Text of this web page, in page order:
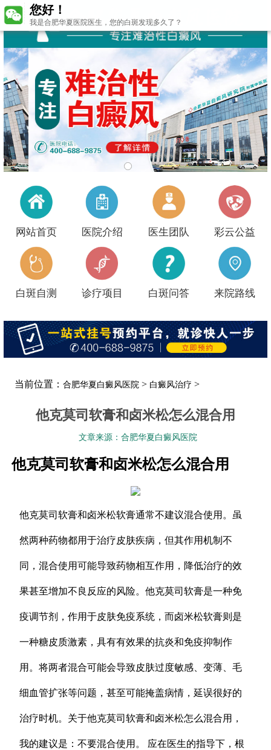
网站首页 医院介绍 医生团队 彩云公益
白斑自测 诊疗项目 白斑问答 来院路线
当前位置：合肥华夏白癜风医院 > 白癜风治疗 >
他克莫司软膏和卤米松怎么混合用
文章来源：合肥华夏白癜风医院
他克莫司软膏和卤米松怎么混合用
他克莫司软膏和卤米松软膏通常不建议混合使用。虽
然两种药物都用于治疗皮肤疾病，但其作用机制不
同，混合使用可能导致药物相互作用，降低治疗的效
果甚至增加不良反应的风险。他克莫司软膏是一种免
疫调节剂，作用于皮肤免疫系统，而卤米松软膏则是
一种糖皮质激素，具有有效果的抗炎和免疫抑制作
用。将两者混合可能会导致皮肤过度敏感、变薄、毛
细血管扩张等问题，甚至可能掩盖病情，延误很好的
治疗时机。关于他克莫司软膏和卤米松怎么混合用，
我的建议是：不要混合使用。 应在医生的指导下，根
您好！
我是合肥华夏医院医生，您的白斑发现多久了？